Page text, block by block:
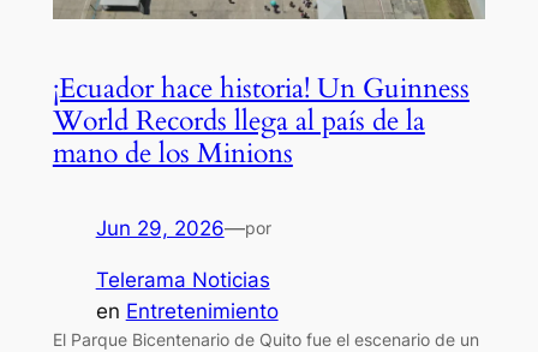
¡Ecuador hace historia! Un Guinness
World Records llega al país de la
mano de los Minions
Jun 29, 2026—por
Telerama Noticias
en Entretenimiento
El Parque Bicentenario de Quito fue el escenario de un